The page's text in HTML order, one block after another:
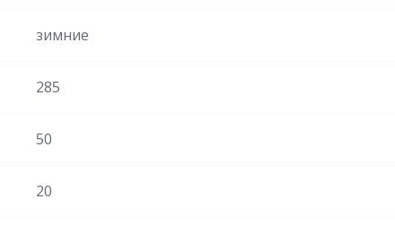
зимние
285
50
20